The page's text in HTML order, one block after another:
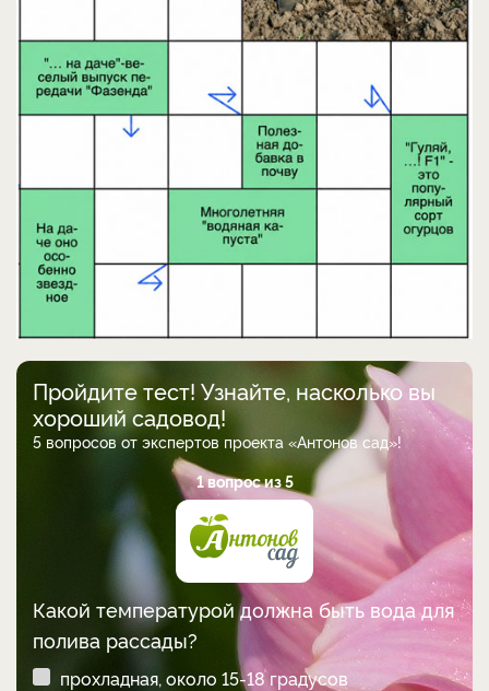
Пройдите тест! Узнайте, насколько вы
хороший садовод!
5 вопросов от экспертов проекта «Антонов сад»!
1 вопрос из 5
Какой температурой должна быть вода для
полива рассады?
прохладная, около 15-18 градусов